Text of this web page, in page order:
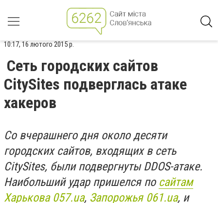
10:17, 16 лютого 2015 р.
Сеть городских сайтов
CitySites подверглась атаке
хакеров
Со вчерашнего дня около десяти
городских сайтов, входящих в сеть
CitySites, были подвергнуты DDOS-атаке.
Наибольший удар пришелся по сайтам
Харькова 057.ua, Запорожья 061.ua, и